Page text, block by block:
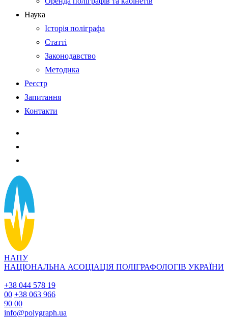
Наука
Історія поліграфа
Статті
Законодавство
Методика
Реєстр
Запитання
Контакти
НАПУ
НАЦІОНАЛЬНА АСОЦІАЦІЯ ПОЛІГРАФОЛОГІВ УКРАЇНИ
+38 044 578 19
00 +38 063 966
90 00
info@polygraph.ua